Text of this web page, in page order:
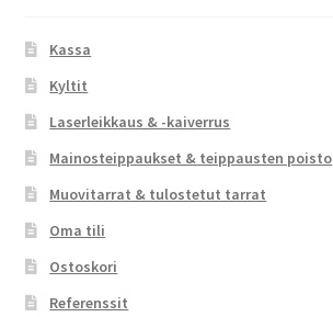
Kassa
Kyltit
Laserleikkaus & -kaiverrus
Mainosteippaukset & teippausten poisto
Muovitarrat & tulostetut tarrat
Oma tili
Ostoskori
Referenssit